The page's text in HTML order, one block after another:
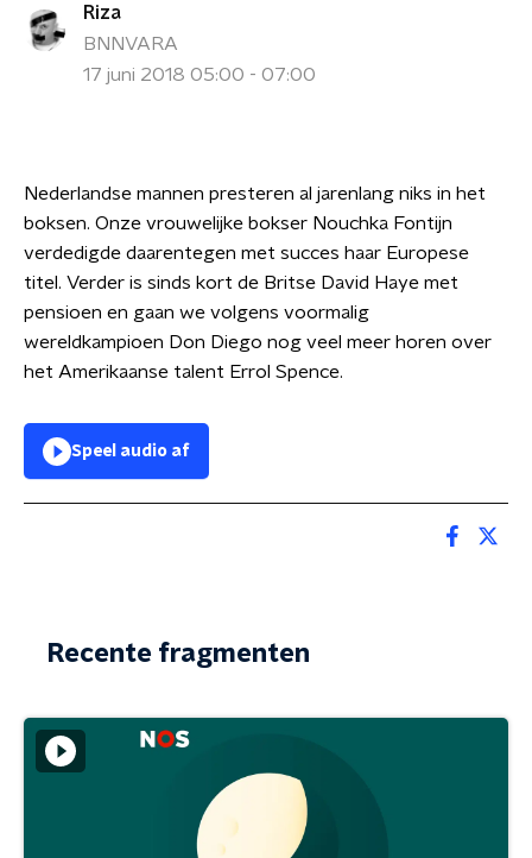
Riza
BNNVARA
17 juni 2018 05:00 - 07:00
Nederlandse mannen presteren al jarenlang niks in het
boksen. Onze vrouwelijke bokser Nouchka Fontijn
verdedigde daarentegen met succes haar Europese
titel. Verder is sinds kort de Britse David Haye met
pensioen en gaan we volgens voormalig
wereldkampioen Don Diego nog veel meer horen over
het Amerikaanse talent Errol Spence.
Speel audio af
Recente fragmenten